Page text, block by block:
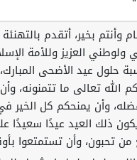
وأنتم بخير، أتقدم
ولوطني العزيز وللأمة
حلول عيد الأضحى
الله تعالى ما تتمنونه،
وأن يمنحكم كل الخير
ذلك العيد عيدًا سعيدًا
تحبون، وأن تستمتعوا